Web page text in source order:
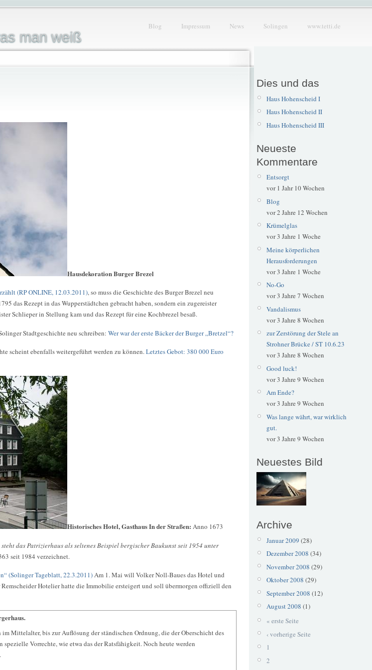
man weiß
Blog Impressum News Solingen www.tetti.de
Hausdekoration Burger Brezel
(RP ONLINE, 12.03.2011), so muss die Geschichte des Burger Brezel neu
das Rezept in das Wupperstädtchen gebracht haben, sondern ein zugereister
Schlieper in Stellung kam und das Rezept für eine Kochbrezel besaß.
Stadtgeschichte neu schreiben: Wer war der erste Bäcker der Burger „Bretzel“?
scheint ebenfalls weitergeführt werden zu können.Letztes Gebot: 380 000 Euro
Historisches Hotel, Gasthaus In der Straßen: Anno 1673
das Patrizierhaus als seltenes Beispiel bergischer Baukunst seit 1954 unter
seit 1984 verzeichnet.
(Solinger Tageblatt, 22.3.2011)Am 1. Mai will Volker Noll-Baues das Hotel und
Hotelier hatte die Immobilie ersteigert und soll übermorgen offiziell den
Mittelalter, bis zur Auflösung der ständischen Ordnung, die der Oberschicht des
Vorrechte, wie etwa das der Ratsfähigkeit. Noch heute werden
Dies und das
Haus Hohenscheid I
Haus Hohenscheid II
Haus Hohenscheid III
Neueste
Kommentare
Entsorgt
vor 1 Jahr 10 Wochen
Blog
vor 2 Jahre 12 Wochen
Krümelglas
vor 3 Jahre 1 Woche
Meine körperlichen
Herausforderungen
vor 3 Jahre 1 Woche
No-Go
vor 3 Jahre 7 Wochen
Vandalismus
vor 3 Jahre 8 Wochen
zur Zerstörung der Stele an
Strohner Brücke / ST 10.6.23
vor 3 Jahre 8 Wochen
Good luck!
vor 3 Jahre 9 Wochen
Am Ende?
vor 3 Jahre 9 Wochen
Was lange währt, war wirklich
gut.
vor 3 Jahre 9 Wochen
Neuestes Bild
Archive
Januar 2009 (28)
Dezember 2008 (34)
November 2008 (29)
Oktober 2008 (29)
September 2008 (12)
August 2008 (1)
« erste Seite
‹ vorherige Seite
1
2